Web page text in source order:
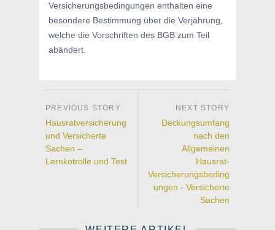
Versicherungsbedingungen enthalten eine
besondere Bestimmung über die Verjährung,
welche die Vorschriften des BGB zum Teil
abändert.
Hausratversicherung
und Versicherte
Sachen –
Lernkotrolle und Test
Deckungsumfang
nach den
Allgemeinen
Hausrat-
Versicherungsbeding
ungen - Versicherte
Sachen